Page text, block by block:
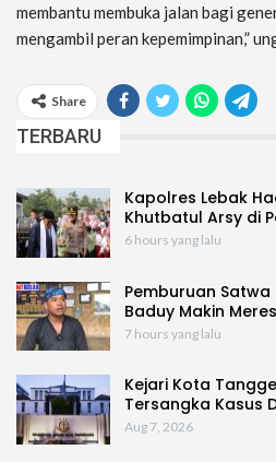
membantu membuka jalan bagi
mengambil peran kepemimpinan,”
Share
TERBARU
Kapolres Lebak
Khutbatul Arsy di
6 hours yang lalu
Pemburuan
Baduy Makin
7 hours yang lalu
Kejari Kota
Tersangka Kasus
Aug 7, 2026